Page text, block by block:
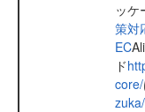
ッケ
策対
EC
ド
core/
zuka/